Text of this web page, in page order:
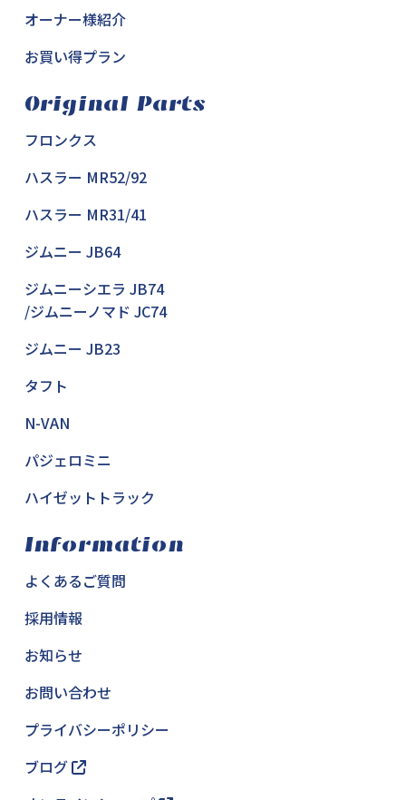
オーナー様紹介
お買い得プラン
Original Parts
フロンクス
ハスラー MR52/92
ハスラー MR31/41
ジムニー JB64
ジムニーシエラ JB74
/ジムニーノマド JC74
ジムニー JB23
タフト
N-VAN
パジェロミニ
ハイゼットトラック
Information
よくあるご質問
採用情報
お知らせ
お問い合わせ
プライバシーポリシー
ブログ